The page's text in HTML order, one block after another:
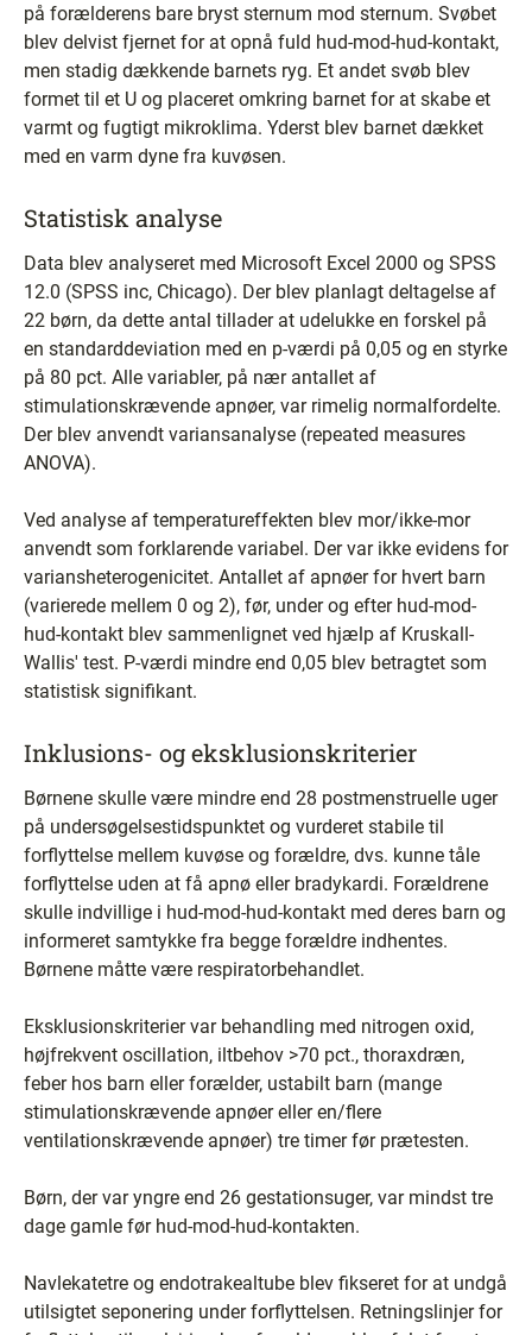
på forælderens bare bryst sternum mod sternum. Svøbet
blev delvist fjernet for at opnå fuld hud-mod-hud-kontakt,
men stadig dækkende barnets ryg. Et andet svøb blev
formet til et U og placeret omkring barnet for at skabe et
varmt og fugtigt mikroklima. Yderst blev barnet dækket
med en varm dyne fra kuvøsen.
Statistisk analyse
Data blev analyseret med Microsoft Excel 2000 og SPSS
12.0 (SPSS inc, Chicago). Der blev planlagt deltagelse af
22 børn, da dette antal tillader at udelukke en forskel på
en standarddeviation med en p-værdi på 0,05 og en styrke
på 80 pct. Alle variabler, på nær antallet af
stimulationskrævende apnøer, var rimelig normalfordelte.
Der blev anvendt variansanalyse (repeated measures
ANOVA).
Ved analyse af temperatureffekten blev mor/ikke-mor
anvendt som forklarende variabel. Der var ikke evidens for
variansheterogenicitet. Antallet af apnøer for hvert barn
(varierede mellem 0 og 2), før, under og efter hud-mod-
hud-kontakt blev sammenlignet ved hjælp af Kruskall-
Wallis' test. P-værdi mindre end 0,05 blev betragtet som
statistisk signifikant.
Inklusions- og eksklusionskriterier
Børnene skulle være mindre end 28 postmenstruelle uger
på undersøgelsestidspunktet og vurderet stabile til
forflyttelse mellem kuvøse og forældre, dvs. kunne tåle
forflyttelse uden at få apnø eller bradykardi. Forældrene
skulle indvillige i hud-mod-hud-kontakt med deres barn og
informeret samtykke fra begge forældre indhentes.
Børnene måtte være respiratorbehandlet.
Eksklusionskriterier var behandling med nitrogen oxid,
højfrekvent oscillation, iltbehov >70 pct., thoraxdræn,
feber hos barn eller forælder, ustabilt barn (mange
stimulationskrævende apnøer eller en/flere
ventilationskrævende apnøer) tre timer før prætesten.
Børn, der var yngre end 26 gestationsuger, var mindst tre
dage gamle før hud-mod-hud-kontakten.
Navlekatetre og endotrakealtube blev fikseret for at undgå
utilsigtet seponering under forflyttelsen. Retningslinjer for